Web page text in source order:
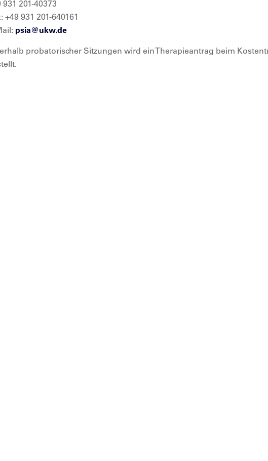
931 201-40373
+49 931 201-640161
psia@ukw.de
probatorischer Sitzungen wird ein Therapieantrag beim